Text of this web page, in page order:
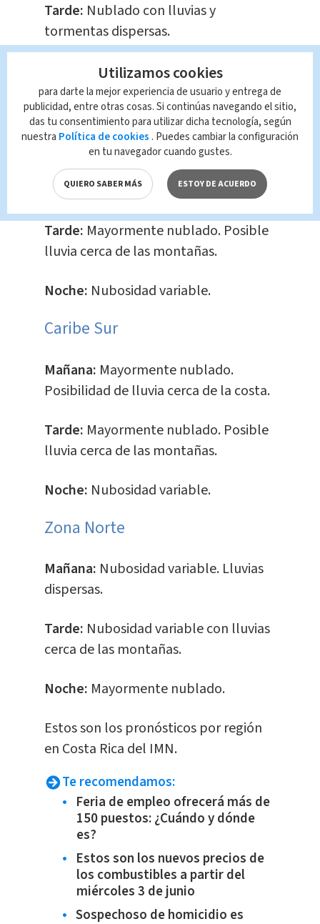
Tarde: Nublado con lluvias y
tormentas dispersas.
Mayormente nublado con
lluvias en las primeras horas.
Caribe Norte
Mañana:Mayormente nublado.
Posibilidad de lluvia cerca de la costa.
Tarde: Mayormente nublado. Posible
lluvia cerca de las montañas.
Noche: Nubosidad variable.
Caribe Sur
Mañana: Mayormente nublado.
Posibilidad de lluvia cerca de la costa.
Tarde: Mayormente nublado. Posible
lluvia cerca de las montañas.
Noche: Nubosidad variable.
​Zona Norte
Mañana: Nubosidad variable. Lluvias
dispersas.
Tarde: Nubosidad variable con lluvias
cerca de las montañas.
Noche: Mayormente nublado.
Estos son los pronósticos por región
en Costa Rica del IMN.
Te recomendamos:
Feria de empleo ofrecerá más de
150 puestos: ¿Cuándo y dónde
es?
Estos son los nuevos precios de
los combustibles a partir del
miércoles 3 de junio
Sospechoso de homicidio es
Utilizamos cookies
para darte la mejor experiencia de usuario y entrega de
publicidad, entre otras cosas. Si continúas navegando el sitio,
das tu consentimiento para utilizar dicha tecnología, según
nuestra Política de cookies . Puedes cambiar la configuración
en tu navegador cuando gustes.
QUIERO SABER MÁS ESTOY DE ACUERDO